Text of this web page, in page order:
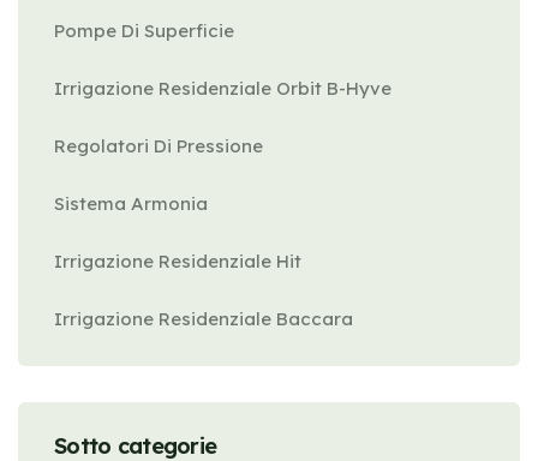
Pompe Di Superficie
Irrigazione Residenziale Orbit B-Hyve
Regolatori Di Pressione
Sistema Armonia
Irrigazione Residenziale Hit
Irrigazione Residenziale Baccara
Sotto categorie